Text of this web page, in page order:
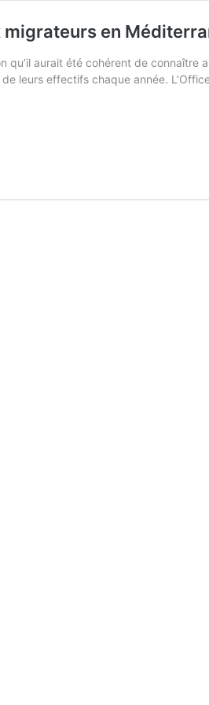
migrateurs en
qu’il aurait été cohérent de
leurs effectifs chaque année.